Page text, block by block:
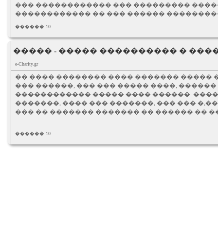
��� ������������ ��� ���������
������������ �� ��� ������
������ 10
����� - ����� ���������� �
e-Charity.gr
�� ���� �������� ���� ������� �����
��� ������, ��� ��� ����� ����,
������������ ����� ���� ������.
�������, ���� ��� �������, ��� ���
��� �� ������� ������� �� ������ ��
������ 10